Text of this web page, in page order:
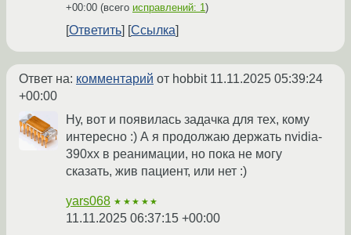
+00:00 (всего исправлений: 1 )
Ответить Ссылка
Ответ на: комментарий от hobbit 11.11.2025 05:39:24
+00:00
Ну, вот и появилась задачка для тех, кому
интересно :) А я продолжаю держать nvidia-
390xx в реанимации, но пока не могу
сказать, жив пациент, или нет :)
yars068 ★★★★★
11.11.2025 06:37:15 +00:00